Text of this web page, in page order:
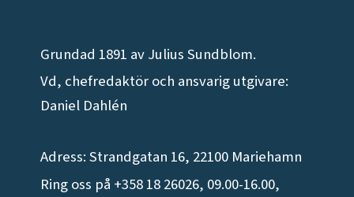
Grundad 1891 av Julius Sundblom.
Vd, chefredaktör och ansvarig utgivare:
Daniel Dahlén
Adress: Strandgatan 16, 22100 Mariehamn
Ring oss på +358 18 26026, 09.00-16.00,